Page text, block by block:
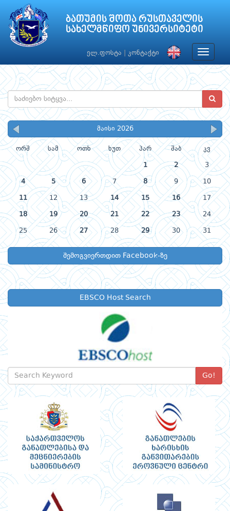
ბათუმის შოთა რუსთაველის
სახელმწიფო უნივერსიტეტი
ელ.ფოსტა კონტაქტი
Toggle
მაისი 2026
ორშ სამ ოთხ ხუთ პარ შაბ კვ
1 2 3
4 5 6 7 8 9 10
11 12 13 14 15 16 17
18 19 20 21 22 23 24
25 26 27 28 29 30 31
შემოგვიერთდით Facebook-ზე
EBSCO Host Search
Go!